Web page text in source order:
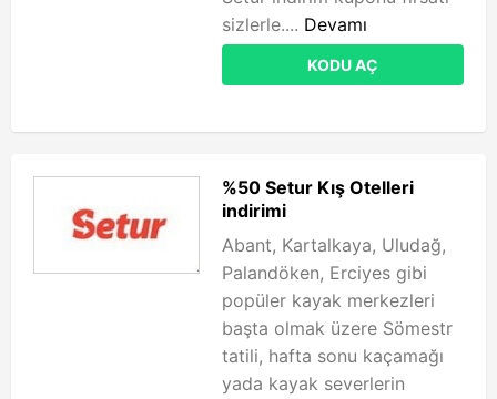
sizlerle.... Devamı
KODU AÇ
%50 Setur Kış Otelleri
indirimi
Abant, Kartalkaya, Uludağ,
Palandöken, Erciyes gibi
popüler kayak merkezleri
başta olmak üzere Sömestr
tatili, hafta sonu kaçamağı
yada kayak severlerin